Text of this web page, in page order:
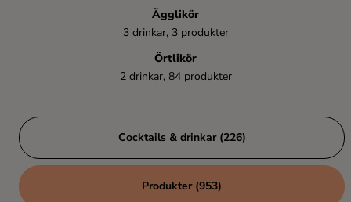
Ägglikör
3 drinkar, 3 produkter
Örtlikör
2 drinkar, 84 produkter
Cocktails & drinkar (226)
Produkter (953)